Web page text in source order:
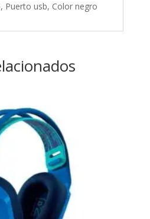
Puerto usb, Color negro